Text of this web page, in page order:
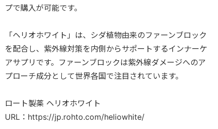
プで購入が可能です。
「ヘリオホワイト」は、シダ植物由来のファーンブロック
を配合し、紫外線対策を内側からサポートするインナーケ
アサプリです。ファーンブロックは紫外線ダメージへのア
プローチ成分として世界各国で注目されています。
ロート製薬 ヘリオホワイト
URL： https://jp.rohto.com/heliowhite/